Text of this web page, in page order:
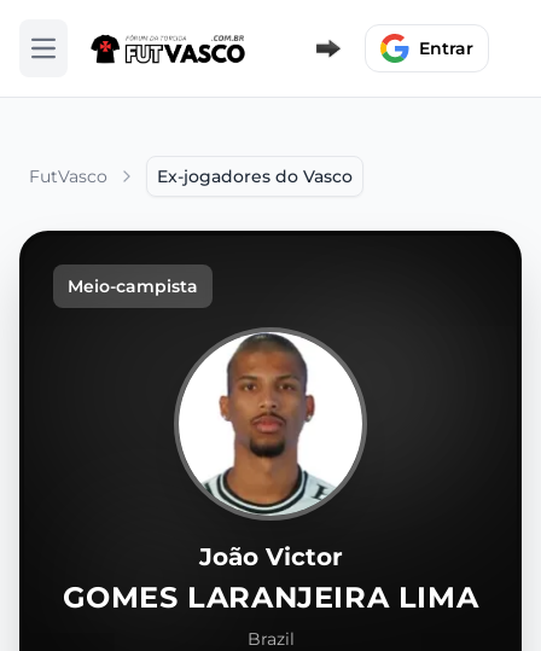
Abrir menu Entrar
FutVasco Ex-jogadores do Vasco
Meio-campista
João Victor
GOMES LARANJEIRA LIMA
Brazil